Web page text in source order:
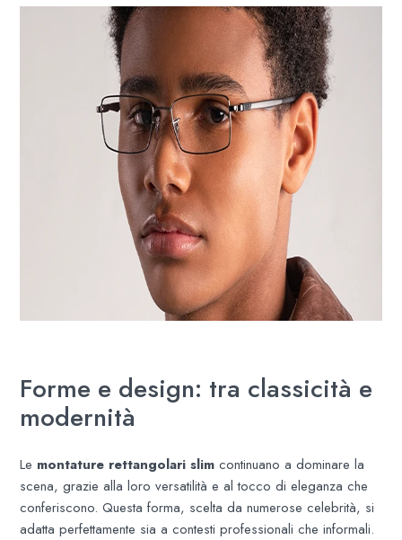
Forme e design: tra classicità e
modernità
Le montature rettangolari slim continuano a dominare la
scena, grazie alla loro versatilità e al tocco di eleganza che
conferiscono. Questa forma, scelta da numerose celebrità, si
adatta perfettamente sia a contesti professionali che informali.